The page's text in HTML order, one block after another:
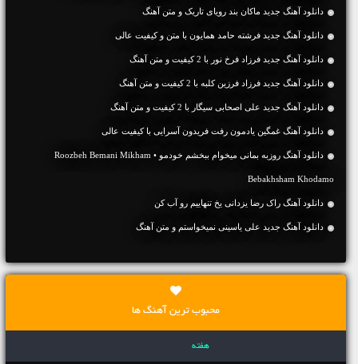
دانلود آهنگ جديد ماکان بند رویای تاریک و متن آهنگ
دانلود آهنگ جديد فرشته حامد همایون با متن و کیفیت عالی
دانلود آهنگ جديد فرزاد فرخ نور با 2 کیفیت و متن آهنگ
دانلود آهنگ جديد فرزاد فرزین کلبه با 2 کیفیت و متن آهنگ
دانلود آهنگ جديد علی اصحابی سیگار با 2 کیفیت و متن آهنگ
دانلود آهنگ غمگین یادمون رفت فریدون آسرایی با کیفیت عالی
دانلود آهنگ روزبه بمانی میخوام ببخشم خودمو • Roozbeh Bemani Mikham
Bebakhsham Khodamo
دانلود آهنگ راک رضا یزدانی یخ تنهاییم رو آب کن
دانلود آهنگ جديد علی یاسینی نمیخواستم و متن آهنگ
محبوب ترین آهنگ ها
هفته